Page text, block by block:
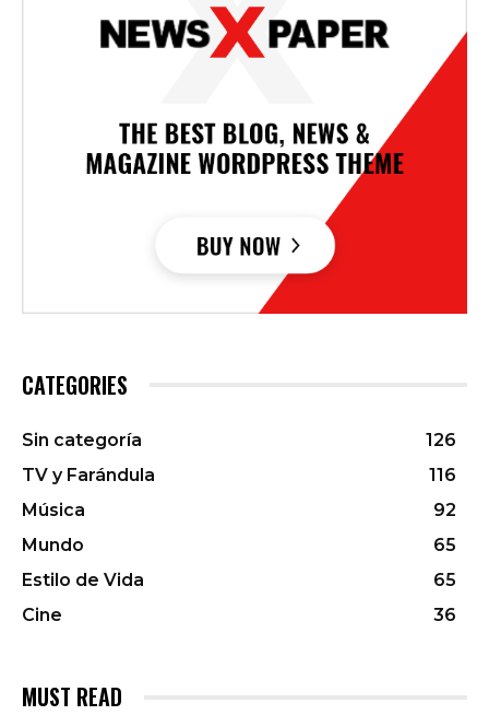
CATEGORIES
Sin categoría
126
TV y Farándula
116
Música
92
Mundo
65
Estilo de Vida
65
Cine
36
MUST READ